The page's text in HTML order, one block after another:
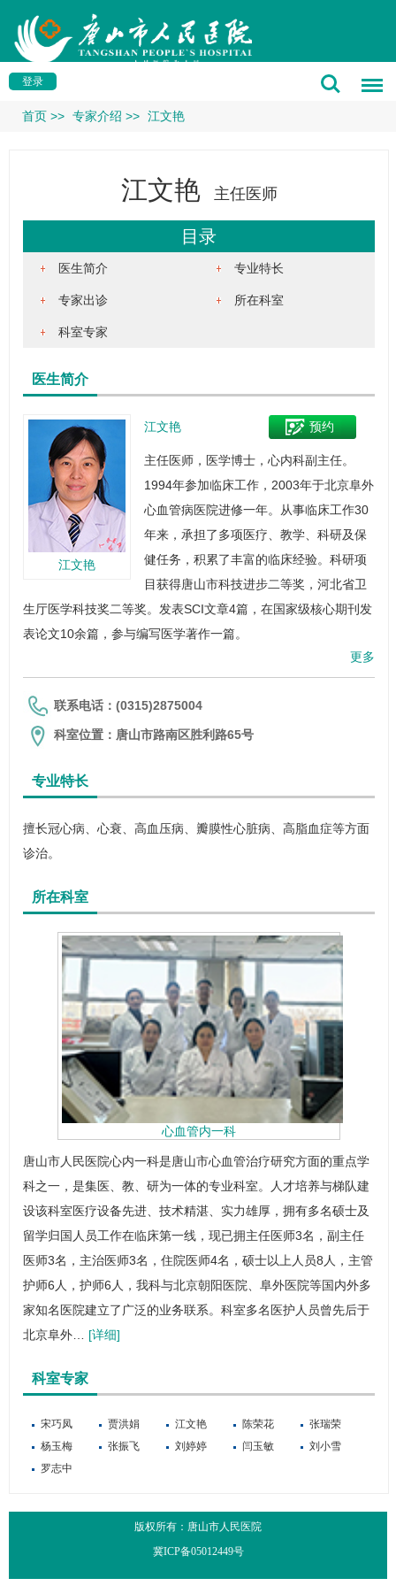
登录
首页 >> 专家介绍 >> 江文艳
江文艳 主任医师
目录
医生简介 专业特长
专家出诊 所在科室
科室专家
医生简介
江文艳
预约
江文艳
主任医师，医学博士， 心内科副主任。
1994年参加临床工作，2003年于北京阜外
心血管病医院进修一年。从事临床工作30
年来，承担了多项医疗、教学、科研及保
健任务，积累了丰富的临床经验。科研项
目获得唐山市科技进步二等奖，河北省卫
生厅医学科技奖二等奖。发表SCI文章4篇，在国家级核心期刊发
表论文10余篇，参与编写医学著作一篇。
更多
联系电话：(0315)2875004
科室位置：唐山市路南区胜利路65号
专业特长
擅长冠心病、心衰、高血压病、瓣膜性心脏病、 高脂血症等方面
诊治。
所在科室
心血管内一科
唐山市人民医院心内一科是唐山市心血管治疗研究方面的重点学
科之一，是集医、教、研为一体的专业科室。人才培养与梯队建
设该科室医疗设备先进、技术精湛、实力雄厚，拥有多名硕士及
留学归国人员工作在临床第一线，现已拥主任医师3名，副主任
医师3名，主治医师3名，住院医师4名，硕士以上人员8人，主管
护师6人，护师6人，我科与北京朝阳医院、阜外医院等国内外多
家知名医院建立了广泛的业务联系。科室多名医护人员曾先后于
北京阜外… [详细]
科室专家
宋巧凤 贾洪娟 江文艳 陈荣花
张瑞荣
杨玉梅
张振飞 刘婷婷 闫玉敏
刘小雪
罗志中
版权所有：唐山市人民医院
冀ICP备05012449号